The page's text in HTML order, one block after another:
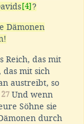
[4]?
Dämonen
Reich, das mit
mit sich
austreibt, so
27 Und wenn
Söhne sie
durch